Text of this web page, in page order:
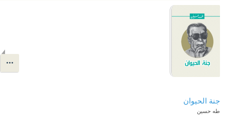
جنة الحيوان
طه حسين